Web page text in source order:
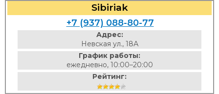
Sibiriak
+7 (937) 088-80-77
Адрес:
Невская ул., 18А
График работы:
ежедневно, 10:00–20:00
Рейтинг: